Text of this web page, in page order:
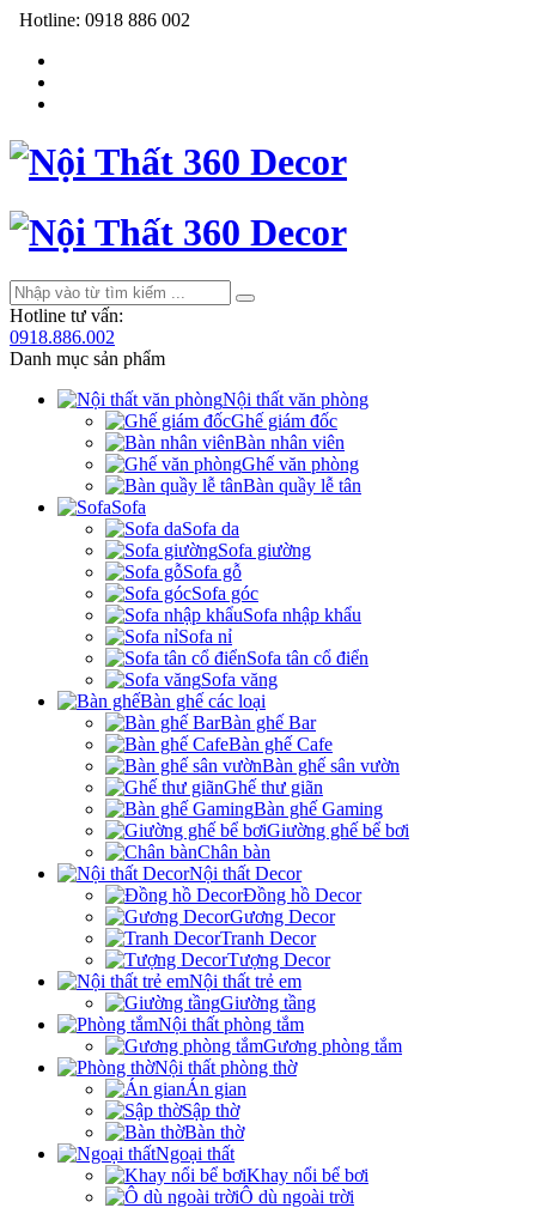
Hotline: 0918 886 002
Hotline tư vấn:
0918.886.002
Danh mục sản phẩm
Nội thất văn phòng
Ghế giám đốc
Bàn nhân viên
Ghế văn phòng
Bàn quầy lễ tân
Sofa
Sofa da
Sofa giường
Sofa gỗ
Sofa góc
Sofa nhập khẩu
Sofa nỉ
Sofa tân cổ điển
Sofa văng
Bàn ghế các loại
Bàn ghế Bar
Bàn ghế Cafe
Bàn ghế sân vườn
Ghế thư giãn
Bàn ghế Gaming
Giường ghế bể bơi
Chân bàn
Nội thất Decor
Đồng hồ Decor
Gương Decor
Tranh Decor
Tượng Decor
Nội thất trẻ em
Giường tầng
Nội thất phòng tắm
Gương phòng tắm
Nội thất phòng thờ
Án gian
Sập thờ
Bàn thờ
Ngoại thất
Khay nổi bể bơi
Ô dù ngoài trời